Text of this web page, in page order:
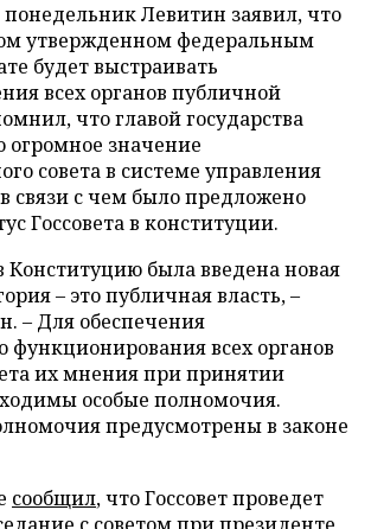
Левитин заявил, что
утвержденном федеральным
будет выстраивать
всех органов публичной
что главой государства
огромное значение
совета в системе управления
связи с чем было предложено
Госсовета в конституции.
Конституцию была введена новая
– это публичная власть, –
– Для обеспечения
функционирования всех органов
их мнения при принятии
особые полномочия.
предусмотрены в законе
сообщил, что Госсовет проведет